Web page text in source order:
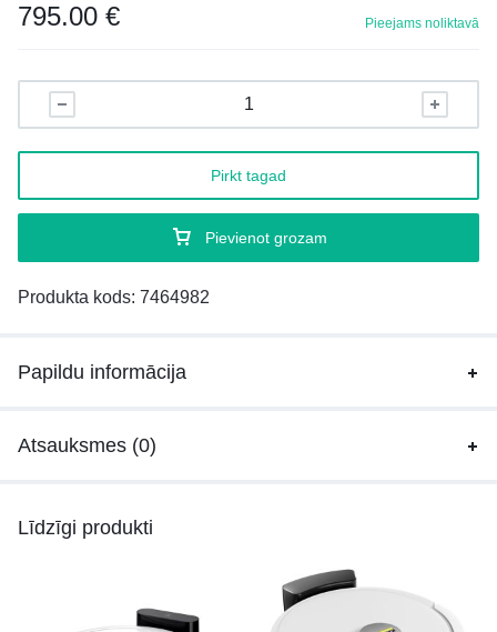
795.00 € Pieejams noliktavā
Pievienot grozam
Pirkt tagad
Produkta kods: 7464982
Papildu informācija
Atsauksmes (0)
Līdzīgi produkti